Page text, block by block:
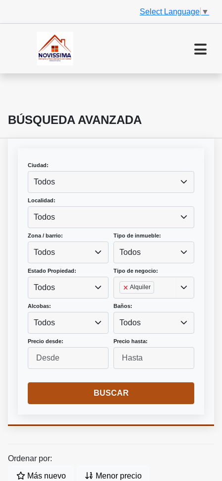
Select Language ▼
BÚSQUEDA AVANZADA
Ciudad:
Todos
Localidad:
Todos
Zona / barrio:
Todos
Tipo de inmueble:
Todos
Estado Propiedad:
Todos
Tipo de negocio:
Alquiler
Alcobas:
Todos
Baños:
Todos
Precio desde: Precio hasta:
BUSCAR
Ordenar por:
Más nuevo Menor precio